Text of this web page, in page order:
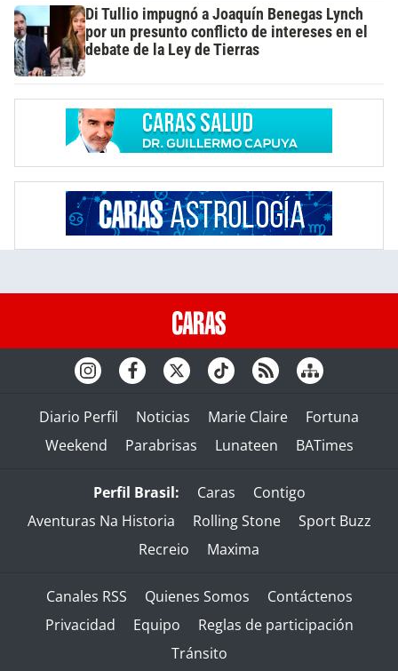
Di Tullio impugnó a Joaquín Benegas Lynch
por un presunto conflicto de intereses en el
debate de la Ley de Tierras
Diario Perfil Noticias Marie Claire
Fortuna
Weekend
Parabrisas Lunateen BATimes
Perfil Brasil: Caras
Contigo
Aventuras Na Historia
Rolling Stone
Sport Buzz
Recreio
Maxima
Canales RSS Quienes Somos
Contáctenos
Privacidad
Equipo
Reglas de participación
Tránsito